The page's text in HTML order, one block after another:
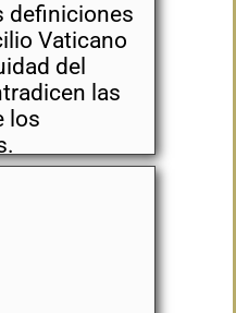
definiciones
Vaticano
del
las
los